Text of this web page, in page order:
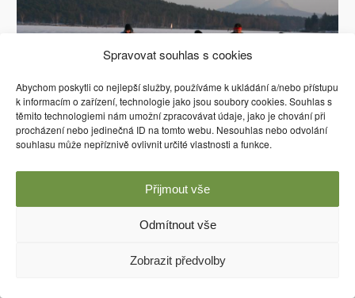
Spravovat souhlas s cookies
Abychom poskytli co nejlepší služby, používáme k ukládání a/nebo přístupu
k informacím o zařízení, technologie jako jsou soubory cookies. Souhlas s
těmito technologiemi nám umožní zpracovávat údaje, jako je chování při
procházení nebo jedinečná ID na tomto webu. Nesouhlas nebo odvolání
souhlasu může nepříznivě ovlivnit určité vlastnosti a funkce.
Přijmout vše
Odmítnout vše
Zobrazit předvolby
Používáme WordPress (v češtině).